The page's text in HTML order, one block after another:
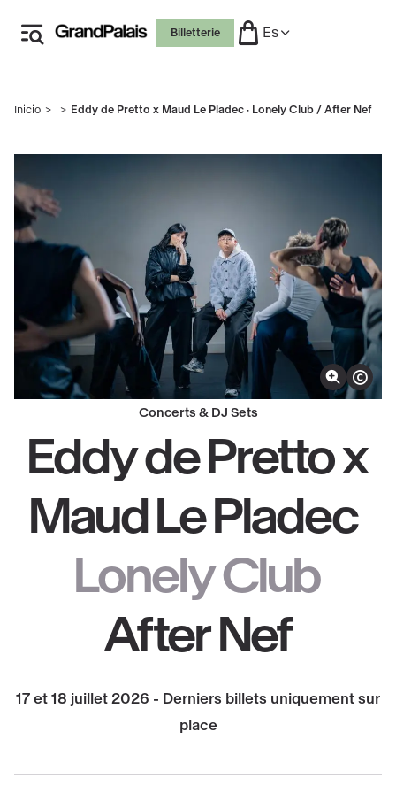
main
Billetterie Es
Breadcrumb
Inicio Eddy de Pretto x Maud Le Pladec · Lonely Club / After Nef
Ampliar la imagenMostrar derechos de autor
Eddy de Pretto x
Maud Le Pladec
Lonely Club
After Nef
Concerts & DJ Sets
17 et 18 juillet 2026 - Derniers billets uniquement sur
place